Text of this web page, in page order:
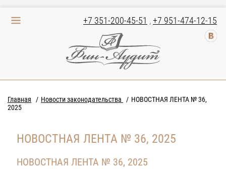
+7 351-200-45-51 ,+7 951-474-12-15
Главная Новости законодательства
НОВОСТНАЯ ЛЕНТА № 36,
2025
НОВОСТНАЯ ЛЕНТА № 36, 2025
НОВОСТНАЯ ЛЕНТА № 36, 2025